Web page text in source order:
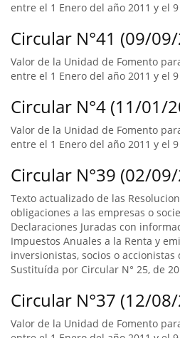
entre el 1 Enero del año 2011 y el
Circular N°41 (09/
Valor de la Unidad de Fomento
entre el 1 Enero del año 2011 y el
Circular N°4 (11/01/
Valor de la Unidad de Fomento
entre el 1 Enero del año 2011 y el
Circular N°39 (02/
Texto actualizado de las
obligaciones a las empresas o
Declaraciones Juradas con
Impuestos Anuales a la Renta y
inversionistas, socios o accionistas
Sustituída por Circular N° 25, de
Circular N°37 (12/
Valor de la Unidad de Fomento